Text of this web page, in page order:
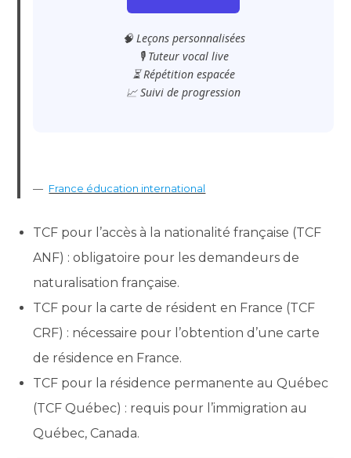
🧠 Leçons personnalisées
🎙️ Tuteur vocal live
⏳ Répétition espacée
📈 Suivi de progression
France éducation international
TCF pour l’accès à la nationalité française (TCF
ANF) : obligatoire pour les demandeurs de
naturalisation française.
TCF pour la carte de résident en France (TCF
CRF) : nécessaire pour l’obtention d’une carte
de résidence en France.
TCF pour la résidence permanente au Québec
(TCF Québec) : requis pour l’immigration au
Québec, Canada.